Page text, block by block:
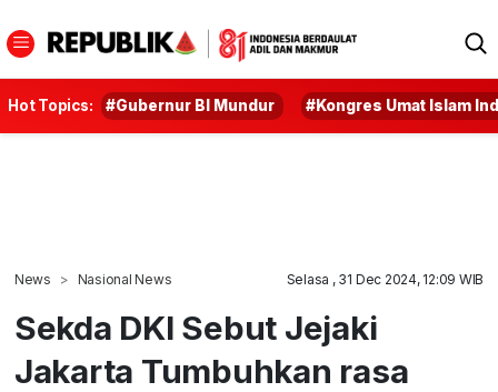
Hot Topics: #Gubernur BI Mundur #Kongres Umat Islam
News Nasional News Selasa , 31 Dec 2024, 12:09 WIB
Sekda DKI Sebut Jejaki
Jakarta Tumbuhkan rasa